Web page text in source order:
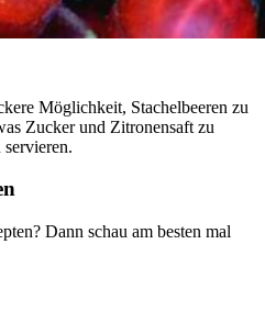
Möglichkeit, Stachelbeeren zu
Zucker und Zitronensaft zu
Dann schau am besten mal